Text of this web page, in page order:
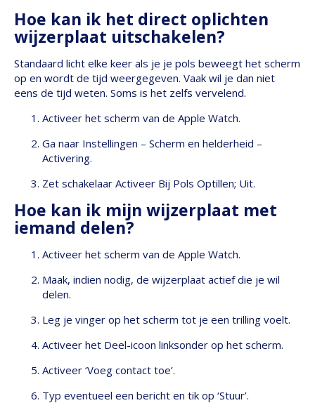
Hoe kan ik het direct oplichten
wijzerplaat uitschakelen?
Standaard licht elke keer als je je pols beweegt het scherm
op en wordt de tijd weergegeven. Vaak wil je dan niet
eens de tijd weten. Soms is het zelfs vervelend.
Activeer het scherm van de Apple Watch.
Ga naar Instellingen – Scherm en helderheid –
Activering.
Zet schakelaar Activeer Bij Pols Optillen; Uit.
Hoe kan ik mijn wijzerplaat met
iemand delen?
Activeer het scherm van de Apple Watch.
Maak, indien nodig, de wijzerplaat actief die je wil
delen.
Leg je vinger op het scherm tot je een trilling voelt.
Activeer het Deel-icoon linksonder op het scherm.
Activeer ‘Voeg contact toe’.
Typ eventueel een bericht en tik op ‘Stuur’.